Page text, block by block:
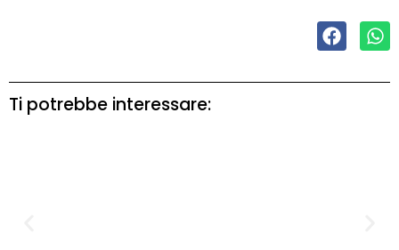
Ti potrebbe interessare: